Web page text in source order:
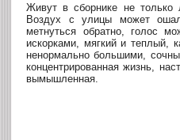
Живут в сборнике не
Воздух с улицы может
метнуться обратно, голос
искорками, мягкий и теплый,
ненормально большими,
концентрированная жизнь,
вымышленная.